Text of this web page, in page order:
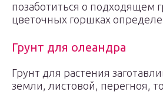
позаботиться о подходящем
цветочных горшках
Грунт для олеандра
Грунт для растения
земли, листовой, перегноя,